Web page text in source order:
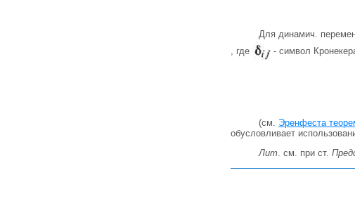
Для динамич.
, где
- символ
(см. Эренфеста
обусловливает
Лит. см. при ст.